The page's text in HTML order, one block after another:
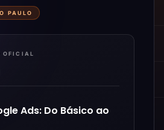
PAULO
OFICIAL
Ads: Do Básico ao